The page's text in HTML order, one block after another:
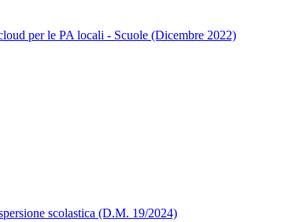
per le PA locali - Scuole (Dicembre 2022)
scolastica (D.M. 19/2024)